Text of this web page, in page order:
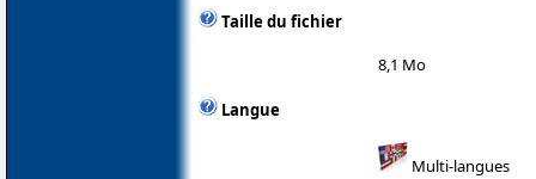
Taille du fichier
8,1 Mo
Langue
Multi-langues